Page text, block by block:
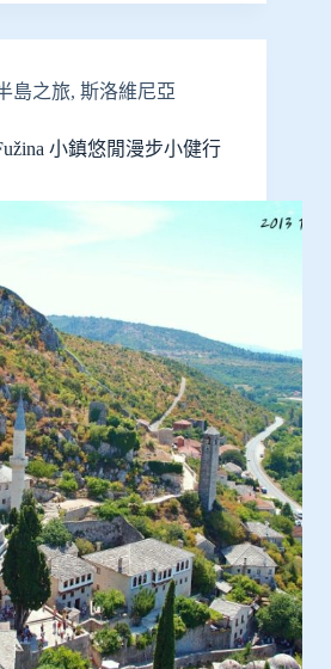
島之旅, 斯洛維尼亞
小鎮悠閒漫步小健行